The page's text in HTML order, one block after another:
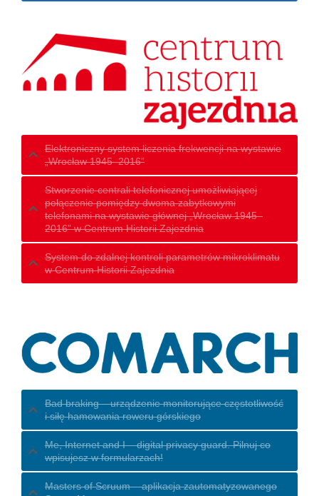
Elektroniczny system liczenia frekwencji na wystawie
„Wrocław 1945–2016”
Stworzenie centrali telefonicznej umożliwiającej
połączenie pomiędzy dwoma zabytkowymi
telefonami na wystawie głównej „Wrocław 1945–
2016” w Centrum Historii Zajezdnia
System do zdalnej kontroli parametrów mikroklimatu
w Centrum Historii Zajezdnia
Bad braking – urządzenie monitorujące częstotliwość
i siłę hamowania roweru górskiego
Me, Internet and I – digital privacy guard. Pilnuj co
wpisujesz w formularzach!
Masters of Scruum – aplikacja zautomatyzowanego